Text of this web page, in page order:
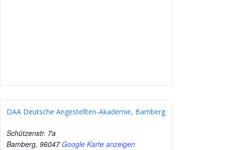
DAA Deutsche Angestellten-Akademie, Bamberg
Schützenstr. 7a
Bamberg, 96047 Google Karte anzeigen